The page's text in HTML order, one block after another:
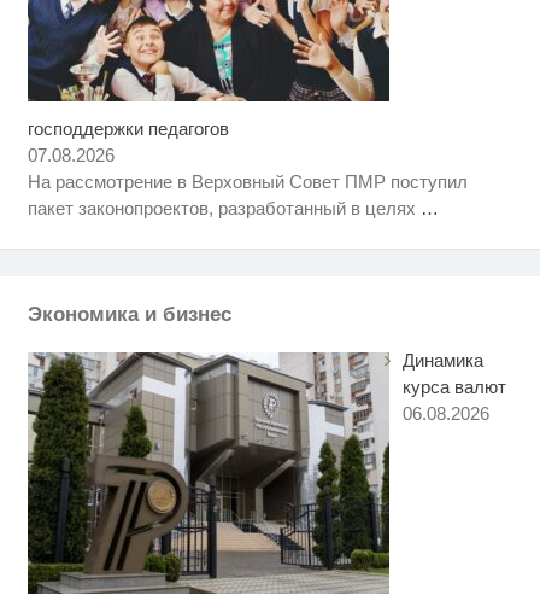
господдержки педагогов
07.08.2026
На рассмотрение в Верховный Совет ПМР поступил
пакет законопроектов, разработанный в целях …
Экономика и бизнес
Динамика
курса валют
06.08.2026
Ролик длится пару секунд, но
Королева вагона отожгла! Видео
не оставит равнодушным